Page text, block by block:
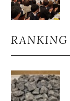
RANKING